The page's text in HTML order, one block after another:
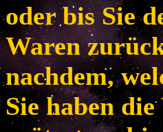
oder bis Sie
Waren
nachdem,
Sie haben